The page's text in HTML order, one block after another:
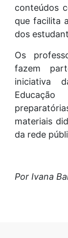
conteúdos
que facilita
dos
Os
fazem
iniciativa
materiais
da rede
Por Ivana